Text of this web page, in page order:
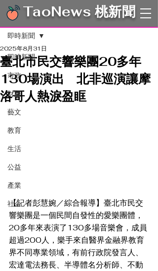
TaoNews 桃新聞
文章
即時新聞
市政
財經
藝文
教育
生活
公益
產業
社企
即時新聞
臺北市民交響樂團20多年
130場演出 北非巡演讓摩
洛哥人熱淚盈眶
2025年8月31日
【記者彭慧婉／綜合報導】臺北市民交
響樂團是一個民間自發性的愛樂團體，
20多年來表演了130多場音樂會，成員
超過200人，樂手來自醫界金融界教育
界不同專業領域，有前行政院發言人、
宏達電法務長、半導體名分析師、不動